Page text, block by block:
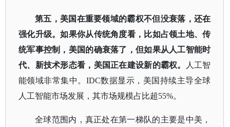
第五，美国在重要领域的霸权不但没衰落，还在
强化升级。如果你从传统角度看，比如占领土地、传
统军事控制，美国的确衰落了，但如果从人工智能时
代、新技术形态看，美国正在建设新的霸权。
人工智
能领域非常集中。 IDC数据显示，美国持续主导全球
人工智能市场发展，其市场规模占比超55%。
全球范围内，真正处在第一梯队的主要是中美，